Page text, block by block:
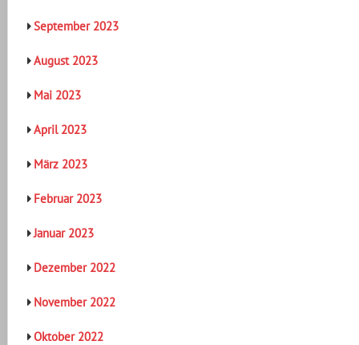
September 2023
August 2023
Mai 2023
April 2023
März 2023
Februar 2023
Januar 2023
Dezember 2022
November 2022
Oktober 2022